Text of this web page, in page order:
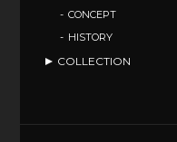
CONCEPT
HISTORY
COLLECTION